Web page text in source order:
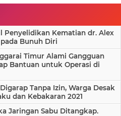
Penyelidikan Kematian dr. Alex
Bunuh Diri
Timur Alami Gangguan
Bantuan untuk Operasi di
Tanpa Izin, Warga Desak
dan Kebakaran 2021
Jaringan Sabu Ditangkap.